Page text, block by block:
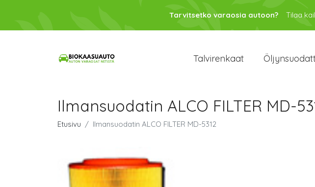
Tarvitsetko varaosia autoon? Tilaa
Talvirenkaat
Ilmansuodatin ALCO FILTER MD-
Etusivu Ilmansuodatin ALCO FILTER MD-5312